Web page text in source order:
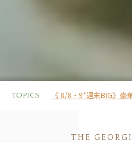
TOPICS 《 8/8・9*週末BIG》豪
THE